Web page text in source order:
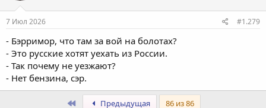
:
7 Июл 2026 #1.279
- Бэрримор, что там за вой на болотах?
- Это русские хотят уехать из России.
- Так почему не уезжают?
- Нет бензина, сэр.
ПервыйПредыдущая 86 из 86